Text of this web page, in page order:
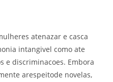
atenazar e casca
intangivel como ate
e discriminacoes. Embora
arespeitode novelas,